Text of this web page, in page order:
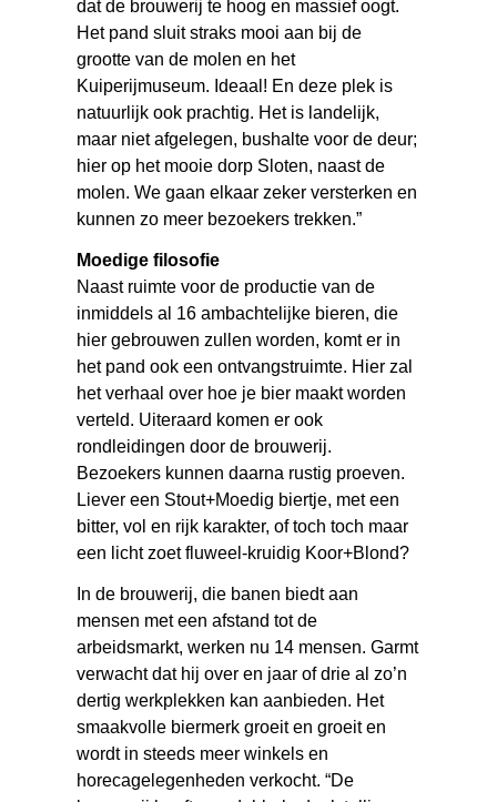
dat de brouwerij te hoog en massief oogt.
Het pand sluit straks mooi aan bij de
grootte van de molen en het
Kuiperijmuseum. Ideaal! En deze plek is
natuurlijk ook prachtig. Het is landelijk,
maar niet afgelegen, bushalte voor de deur;
hier op het mooie dorp Sloten, naast de
molen. We gaan elkaar zeker versterken en
kunnen zo meer bezoekers trekken.”
Moedige filosofie
Naast ruimte voor de productie van de
inmiddels al 16 ambachtelijke bieren, die
hier gebrouwen zullen worden, komt er in
het pand ook een ontvangstruimte. Hier zal
het verhaal over hoe je bier maakt worden
verteld. Uiteraard komen er ook
rondleidingen door de brouwerij.
Bezoekers kunnen daarna rustig proeven.
Liever een Stout+Moedig biertje, met een
bitter, vol en rijk karakter, of toch toch maar
een licht zoet fluweel-kruidig Koor+Blond?
In de brouwerij, die banen biedt aan
mensen met een afstand tot de
arbeidsmarkt, werken nu 14 mensen. Garmt
verwacht dat hij over en jaar of drie al zo’n
dertig werkplekken kan aanbieden. Het
smaakvolle biermerk groeit en groeit en
wordt in steeds meer winkels en
horecagelegenheden verkocht. “De